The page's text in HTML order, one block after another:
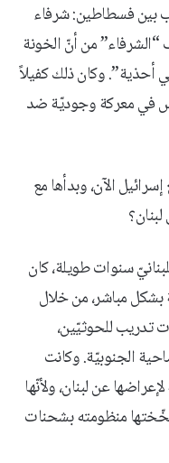
بين فسطاطين: شرفاء
من أنّ الخونة
أحذية”. وكان ذلك كفيلاً
في معركة وجوديّة ضد
الآن، وبدأها مع
سنوات طويلة، كان
بشكل مباشر، من خلال
تدريب للحوثيّين،
الجنوبيّة. وكانت
عن لبنان، ولأنّها
فخّختها منظومته بشحنات